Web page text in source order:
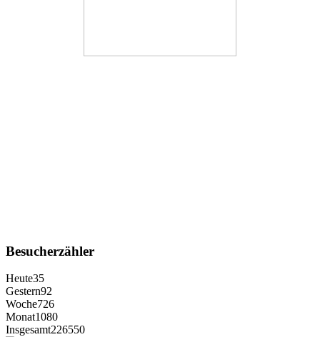
Besucherzähler
Heute35
Gestern92
Woche726
Monat1080
Insgesamt226550